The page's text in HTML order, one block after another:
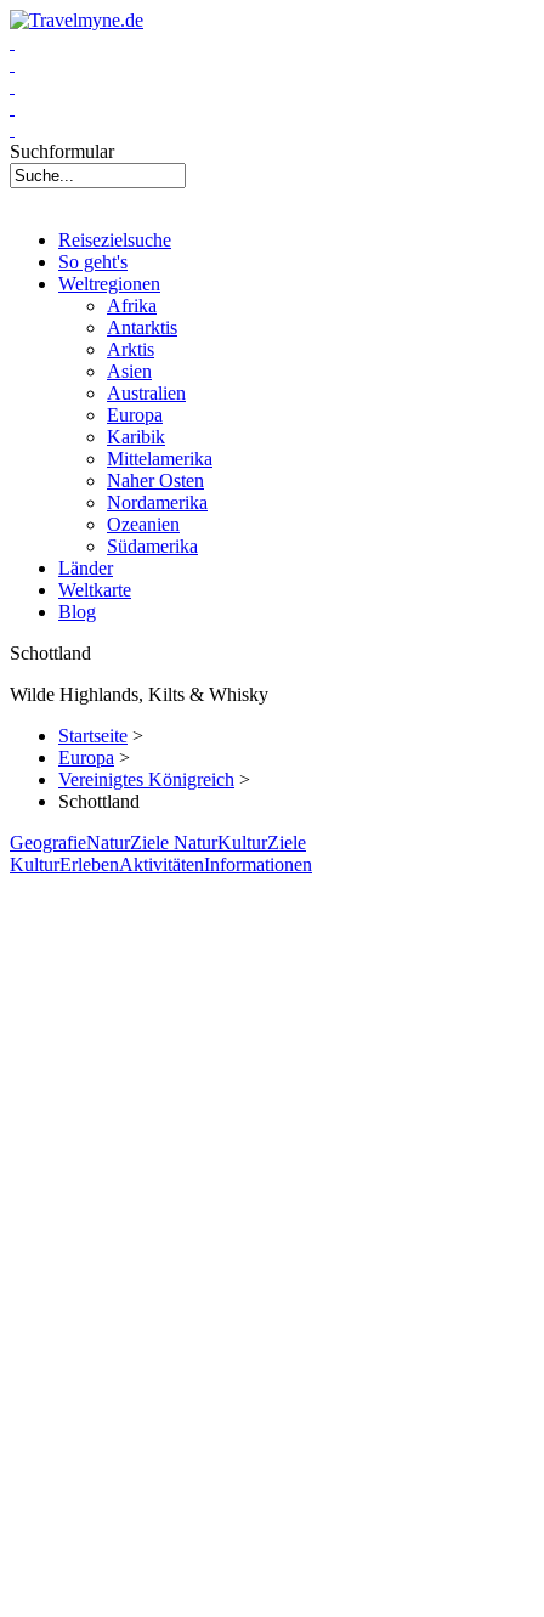
Suchformular
Reisezielsuche
So geht's
Weltregionen
Afrika
Antarktis
Arktis
Asien
Australien
Europa
Karibik
Mittelamerika
Naher Osten
Nordamerika
Ozeanien
Südamerika
Länder
Weltkarte
Blog
Schottland
Wilde Highlands, Kilts & Whisky
Startseite >
Europa >
Vereinigtes Königreich >
Schottland
GeografieNaturZiele NaturKulturZiele
KulturErlebenAktivitätenInformationen